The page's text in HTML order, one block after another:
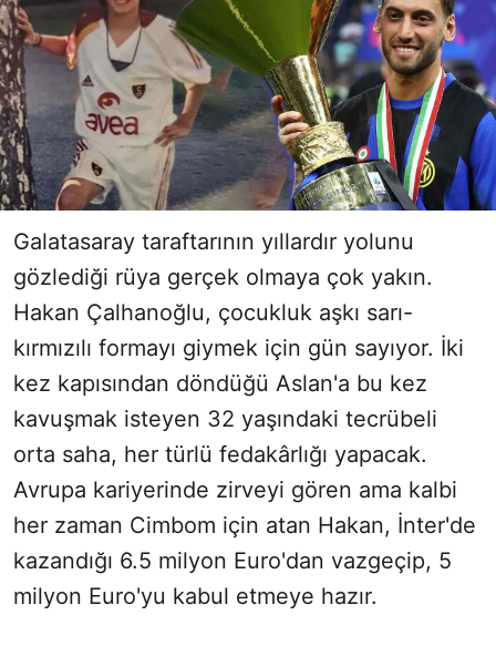
Galatasaray taraftarının yıllardır yolunu
gözlediği rüya gerçek olmaya çok yakın.
Hakan Çalhanoğlu, çocukluk aşkı sarı-
kırmızılı formayı giymek için gün sayıyor. İki
kez kapısından döndüğü Aslan'a bu kez
kavuşmak isteyen 32 yaşındaki tecrübeli
orta saha, her türlü fedakârlığı yapacak.
Avrupa kariyerinde zirveyi gören ama kalbi
her zaman Cimbom için atan Hakan, İnter'de
kazandığı 6.5 milyon Euro'dan vazgeçip, 5
milyon Euro'yu kabul etmeye hazır.